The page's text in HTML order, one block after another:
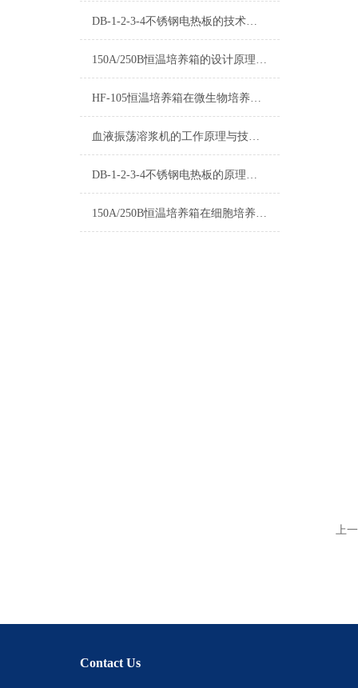
DB-1-2-3-4不锈钢电热板的技术优势分析
150A/250B恒温培养箱的设计原理与技术特点
HF-105恒温培养箱在微生物培养中的应用
血液振荡溶浆机的工作原理与技术优化
DB-1-2-3-4不锈钢电热板的原理和用途及操作应用领域有哪些？
150A/250B恒温培养箱在细胞培养中的应用
上
Contact Us